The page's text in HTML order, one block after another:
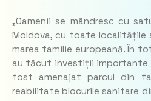
„Oamenii se mândresc cu
Moldova, cu toate localitățile
marea familie europeană. În
au făcut investiții importante
fost amenajat parcul din
reabilitate blocurile sanitare